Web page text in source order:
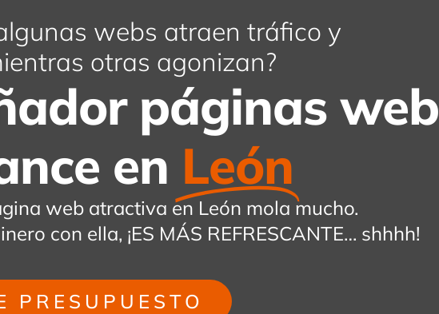
webs atraen tráfico y
otras agonizan?
páginas web
en León
web atractiva en León mola mucho.
con ella, ¡ES MÁS REFRESCANTE… shhhh!
PRESUPUESTO